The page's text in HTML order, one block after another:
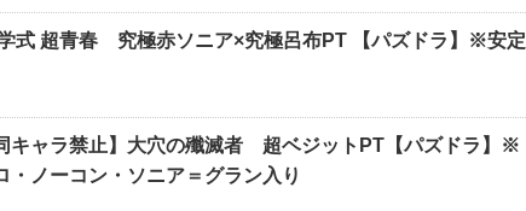
式 超青春 究極赤ソニア×究極呂布PT 【パズドラ】※安定
キャラ禁止】大穴の殲滅者 超ベジットPT【パズドラ】※
・ノーコン・ソニア＝グラン入り